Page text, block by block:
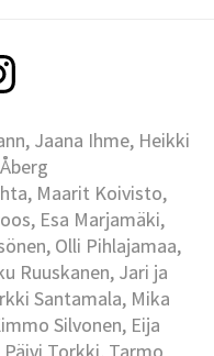
Jaana Ihme, Heikki
Maarit Koivisto,
Esa Marjamäki,
Olli Pihlajamaa,
Ruuskanen, Jari ja
Santamala, Mika
Silvonen, Eija